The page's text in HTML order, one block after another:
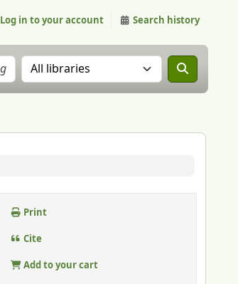
Log in to your account Search history
Search the catalog in:
Print
Cite
Add to your cart